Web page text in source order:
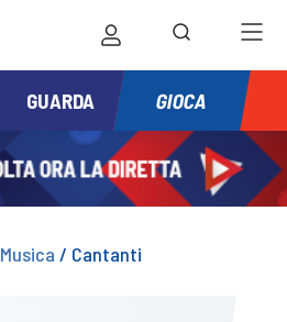
GUARDA GIOCA
Musica / Cantanti